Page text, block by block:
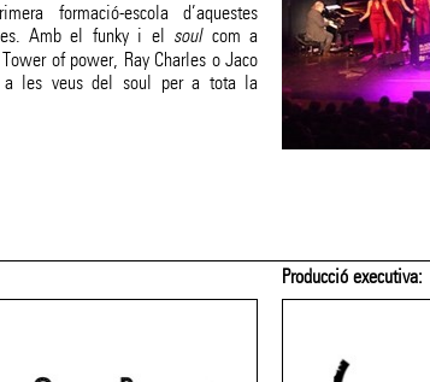
formació-escola d’aquestes
Amb el funky i el soulcom a
of power, Ray Charles o Jaco
a les veus del soul per a tota la
Producció executiva: